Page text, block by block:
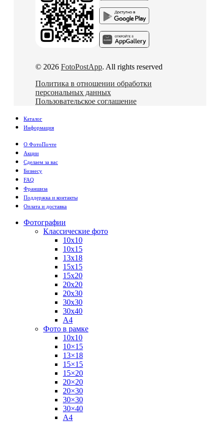
© 2026 FotoPostApp. All rights reserved
Политика в отношении обработки
персональных данных
Пользовательское соглашение
Каталог
Информация
О ФотоПочте
Акции
Сделаем за вас
Бизнесу
FAQ
Франшиза
Поддержка и контакты
Оплата и доставка
Фотографии
Классические фото
10х10
10х15
13х18
15х15
15х20
20х20
20х30
30х30
30х40
А4
Фото в рамке
10х10
10×15
13×18
15×15
15×20
20×20
20×30
30×30
30×40
A4